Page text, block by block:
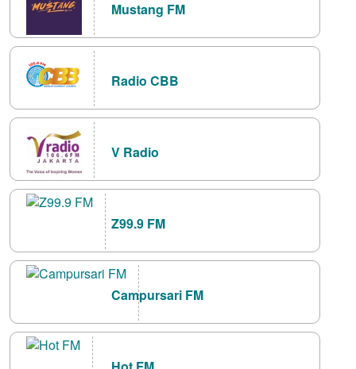
Mustang FM
Radio CBB
V Radio
Z99.9 FM
Campursari FM